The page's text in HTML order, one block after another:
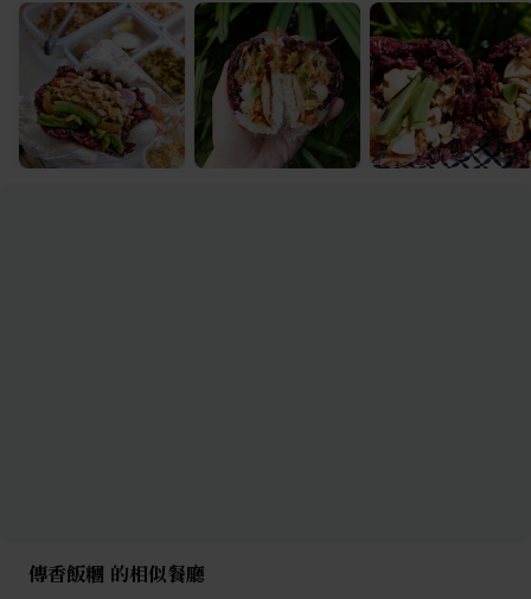
傳香飯糰 的相似餐廳